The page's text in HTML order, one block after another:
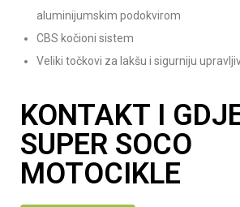
aluminijumskim podokvirom
CBS kočioni sistem
Veliki točkovi za lakšu i sigurniju
KONTAKT I
SUPER SOCO
MOTOCIKLE